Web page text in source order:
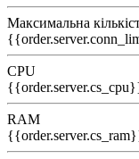
Максимальна
CPU
RAM